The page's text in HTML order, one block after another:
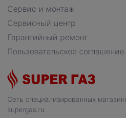
Сеть специализированных
supergas.ru
Сервис и монтаж
Сервисный центр
Гарантийный ремонт
Пользовательское соглашение